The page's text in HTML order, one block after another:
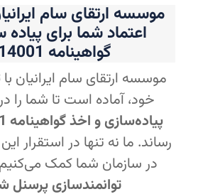
موسسه ارتقای سام
اعتماد شما برای
گواهینامه ISO 14001
موسسه ارتقای سام ایرانیان
خود، آماده است تا شما را
پیاده‌سازی و اخذ گواهینامه ISO 14001
رساند. ما نه تنها در استقرار
در سازمان شما کمک
توانمندسازی